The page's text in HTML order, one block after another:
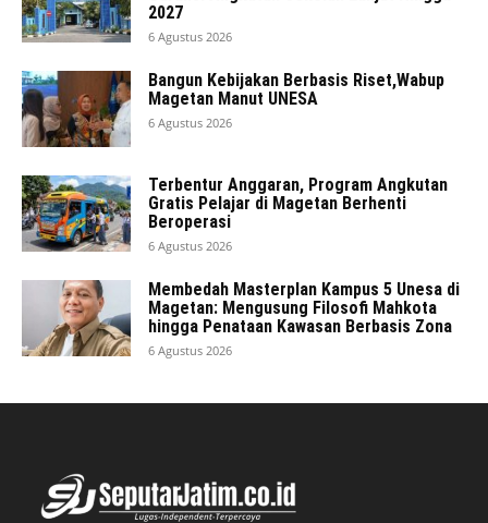
2027
6 Agustus 2026
Bangun Kebijakan Berbasis Riset,Wabup
Magetan Manut UNESA
6 Agustus 2026
Terbentur Anggaran, Program Angkutan
Gratis Pelajar di Magetan Berhenti
Beroperasi
6 Agustus 2026
Membedah Masterplan Kampus 5 Unesa di
Magetan: Mengusung Filosofi Mahkota
hingga Penataan Kawasan Berbasis Zona
6 Agustus 2026